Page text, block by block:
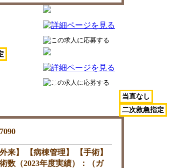
外来】 【病棟管理】 【手術】
数（2023年度実績）：（ガ
当直なし
二次救急指定